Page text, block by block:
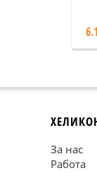
За нас
Работа